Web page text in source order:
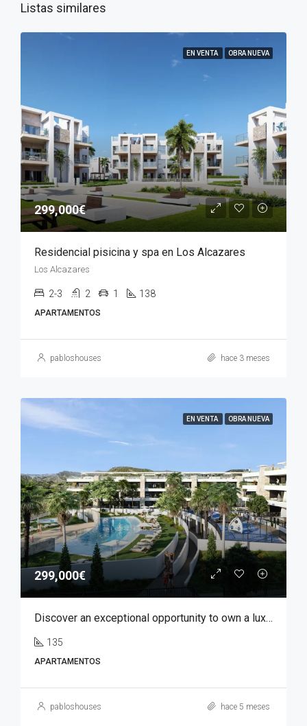
Listas similares
EN VENTA OBRA NUEVA
299,000€
Residencial pisicina y spa en Los Alcazares
Los Alcazares
2-3 2 1 138
APARTAMENTOS
pabloshouses hace 3 meses
EN VENTA OBRA NUEVA
299,000€
Discover an exceptional opportunity to own a luxury apartment in Font del Llop, one of the most prestigious residential golf resorts in the Costa Blanca region.
135
APARTAMENTOS
pabloshouses hace 5 meses